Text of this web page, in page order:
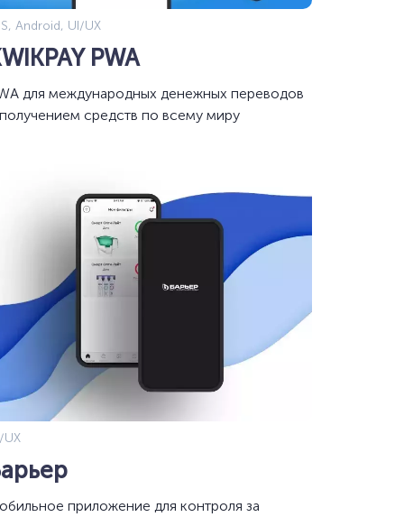
Android, UI/UX
PWA
для международных денежных переводов
средств по всему миру
UX
приложение для контроля за